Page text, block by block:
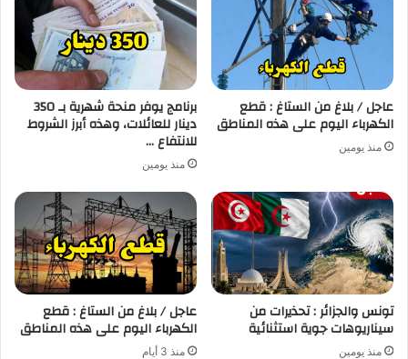
عاجل / بلاغ من الستاغ : قطع
الكهرباء اليوم على هذه المناطق
منذ يومين
برنامج يوفر منحة شهرية بـ 350
دينار للعائلات، وهذه أبرز الشروط
للانتفاع …
منذ يومين
تونس والجزائر : تحذيرات من
سيناريوهات جوية استثنائية
منذ يومين
عاجل / بلاغ من الستاغ : قطع
الكهرباء اليوم على هذه المناطق
منذ 3 أيام